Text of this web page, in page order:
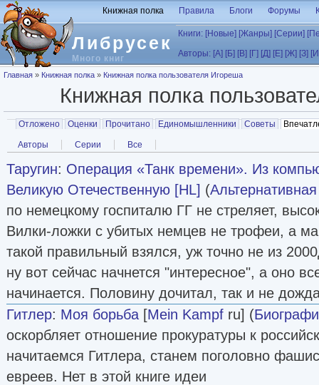
Перейти к основному содержанию
Либрусек
Много книг
Книжная полка Правила Блоги Форумы
Книги: [Новые] [Жанры] [Серии]
Авторы: [А] [Б] [В] [Г] [Д] [Е] [Ж] [З]
Вы здесь
Главная » Книжная полка » Книжная полка пользователя Игореша
Книжная полка
Главные вкладки
Отложено Оценки Прочитано Единомышленники Советы
Вторичные вкладки
Авторы Серии Все
Таругин: Операция «Танк времени». Из
Великую Отечественную [HL] (
по немецкому госпиталю ГГ не стреляет,
Вилки-ложки с убитых немцев не трофеи, а
такой правильный взялся, уж точно не из
ну вот сейчас начнется "интересное", а оно
начинается. Половину дочитал, так и не
Гитлер: Моя борьба [Mein Kampf ru] (
оскорбляет отношение прокуратуры к
начитаемся Гитлера, станем поголовно
евреев. Нет в этой книге идеи